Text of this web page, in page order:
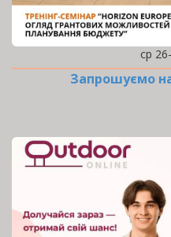
ср
Запрошуємо